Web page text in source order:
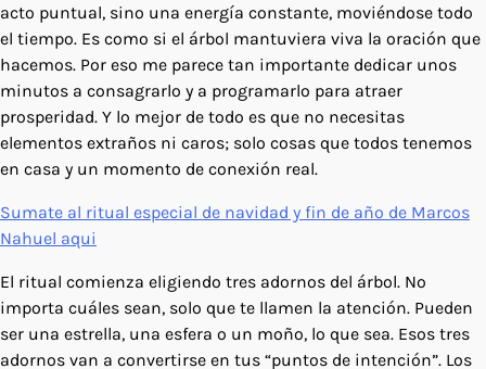
acto puntual, sino una energía constante, moviéndose todo
el tiempo. Es como si el árbol mantuviera viva la oración que
hacemos. Por eso me parece tan importante dedicar unos
minutos a consagrarlo y a programarlo para atraer
prosperidad. Y lo mejor de todo es que no necesitas
elementos extraños ni caros; solo cosas que todos tenemos
en casa y un momento de conexión real.
Sumate al ritual especial de navidad y fin de año de Marcos
Nahuel aqui
El ritual comienza eligiendo tres adornos del árbol. No
importa cuáles sean, solo que te llamen la atención. Pueden
ser una estrella, una esfera o un moño, lo que sea. Esos tres
adornos van a convertirse en tus “puntos de intención”. Los